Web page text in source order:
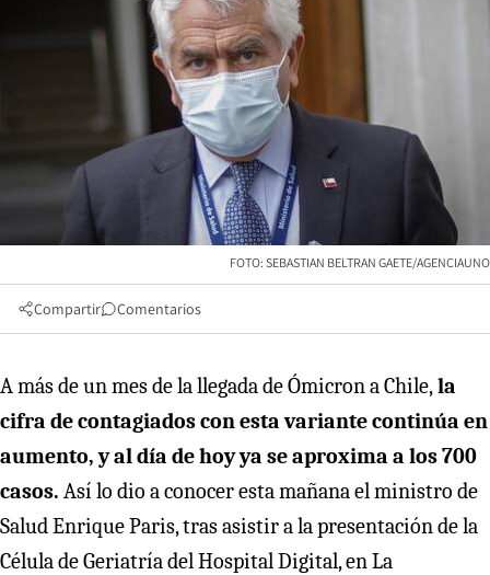
FOTO: SEBASTIAN BELTRAN GAETE/AGENCIAUNO
Compartir Comentarios
A más de un mes de la llegada de Ómicron a Chile,la
cifra de contagiados con esta variante continúa en
aumento, y al día de hoy ya se aproxima a los 700
casos. Así lo dio a conocer esta mañana el ministro de
Salud Enrique Paris, tras asistir a la presentación de la
Célula de Geriatría del Hospital Digital, en La